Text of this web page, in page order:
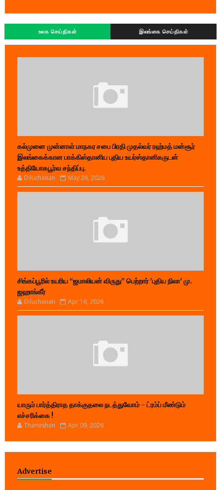
உலக செய்திகள் இலங்கை செய்திகள்
கல்முனை முன்னாள் மாநகர சபை பிரதி முதல்வர் ரஹ்மத் மன்சூர்
இலங்கைக்கான பாக்கிஸ்தானிய புதிய உயர்ஸ்தானிகருடன்
உத்தியோகபூர்வ சந்திப்பு.
Diluchanan May 26, 2026
சிங்கப்பூரில் உயரிய “ஜமாலியன் விருது” பெற்றார் 'புதிய நிலா' மு.
ஜஹாங்கீர்
Diluchanan Apr 16, 2026
யாரும் பார்த்திராத தாக்குதலை நடத்துவோம் - ட்ரம்ப் மீண்டும்
எச்சரிக்கை !
Thanoshan Apr 09, 2026
Advertise